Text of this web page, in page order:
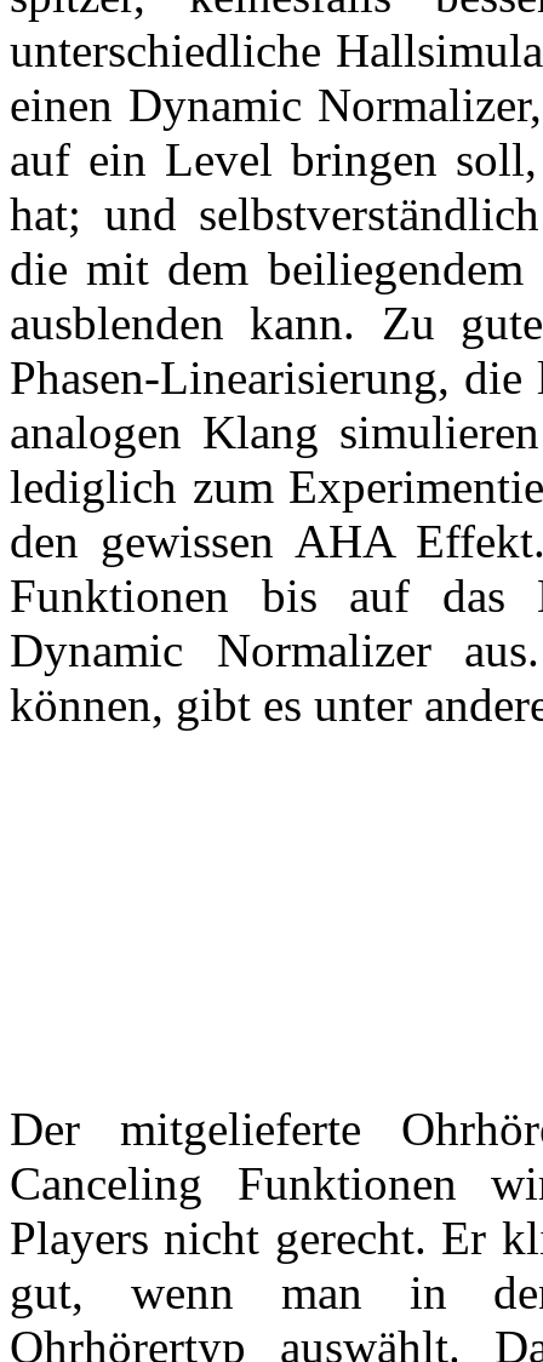
unterschiedliche
einen Dynamic
auf ein Level bringen
hat; und
die mit dem beiliegendem
ausblenden kann. Zu
Phasen-Linearisierung,
analogen Klang
lediglich zum
den gewissen AHA
Funktionen bis auf das
Dynamic Normalizer
können, gibt es unter
Der mitgelieferte
Canceling Funktionen
Players nicht gerecht. Er
gut, wenn man in
Ohrhörertyp auswählt.